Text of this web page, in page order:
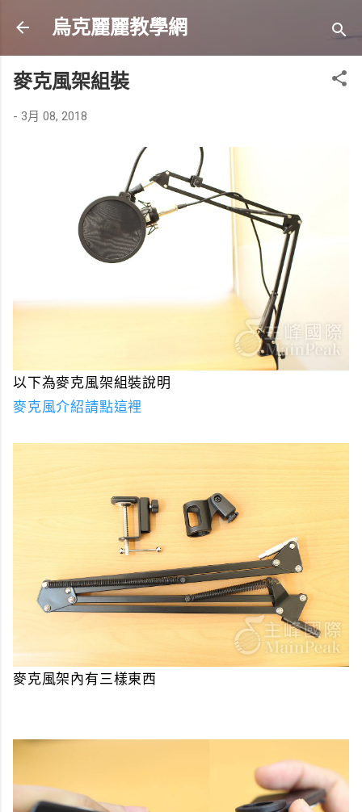
跳到主要內容
烏克麗麗教學網
麥克風架組裝
- 3月 08, 2018
以下為麥克風架組裝說明
麥克風介紹請點這裡
麥克風架內有三樣東西